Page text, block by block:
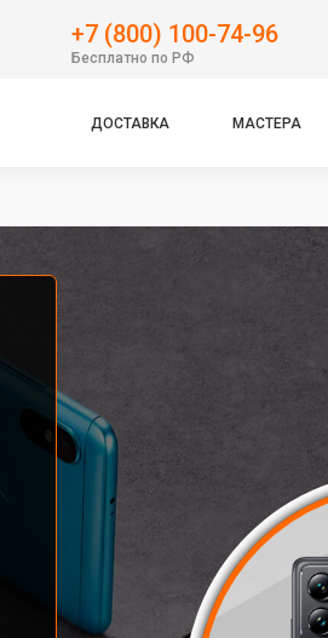
+7 (800) 100-74-96
Бесплатно по РФ
ДОСТАВКА МАСТЕРА